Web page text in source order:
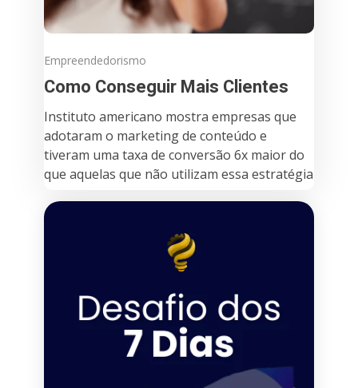
Empreendedorismo
Como Conseguir Mais Clientes
Instituto americano mostra empresas que
adotaram o marketing de conteúdo e
tiveram uma taxa de conversão 6x maior do
que aquelas que não utilizam essa estratégia